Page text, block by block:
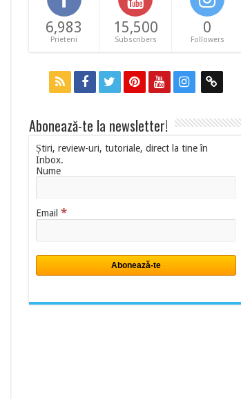
6,983
Prieteni
15,500
Subscribers
0
Followers
Abonează-te la newsletter!
Știri, review-uri, tutoriale, direct la tine în
Inbox.
Nume
Email *